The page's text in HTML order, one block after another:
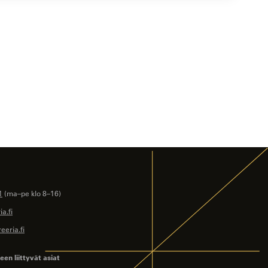
(ma–pe klo 8–16)
liittyvät asiat